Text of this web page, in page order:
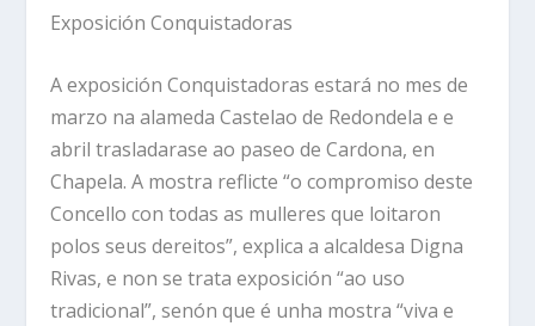
Exposición Conquistadoras
A exposición Conquistadoras estará no mes de
marzo na alameda Castelao de Redondela e e
abril trasladarase ao paseo de Cardona, en
Chapela. A mostra reflicte “o compromiso deste
Concello con todas as mulleres que loitaron
polos seus dereitos”, explica a alcaldesa Digna
Rivas, e non se trata exposición “ao uso
tradicional”, senón que é unha mostra “viva e